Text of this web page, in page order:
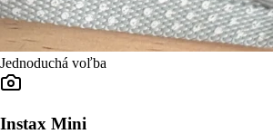
Jednoduchá voľba
Instax Mini